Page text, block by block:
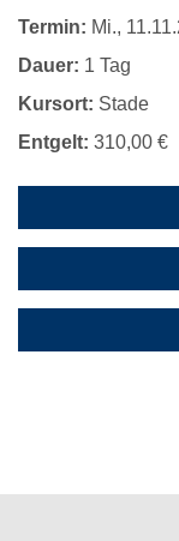
Termin: Mi.,
Dauer: 1 Tag
Kursort: Stade
Entgelt: 310,00 €